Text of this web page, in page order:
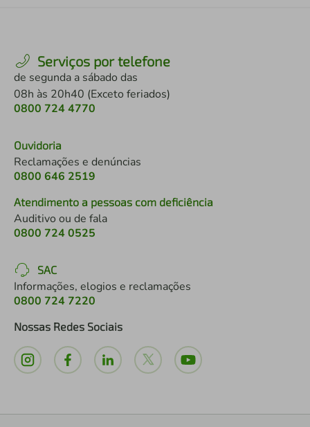
Serviços por telefone
de segunda a sábado das
08h às 20h40 (Exceto feriados)
0800 724 4770
Ouvidoria
Reclamações e denúncias
0800 646 2519
Atendimento a pessoas com deficiência
Auditivo ou de fala
0800 724 0525
SAC
Informações, elogios e reclamações
0800 724 7220
Nossas Redes Sociais